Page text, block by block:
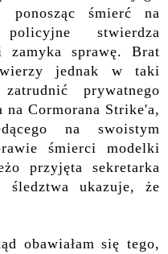
ponosząc śmierć na
stwierdza
zamyka sprawę. Brat
jednak w taki
prywatnego
na Cormorana Strike'a,
na swoistym
śmierci modelki
przyjęta sekretarka
śledztwa ukazuje, że
obawiałam się tego,